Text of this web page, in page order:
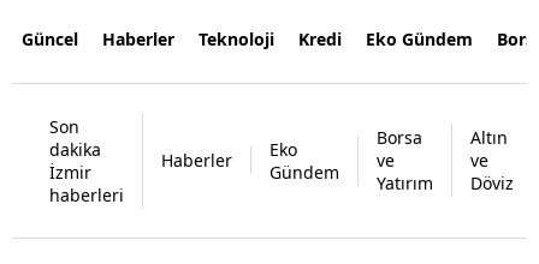
Güncel Haberler Teknoloji Kredi Eko Gündem
Son
dakika
İzmir
haberleri
Haberler
Eko
Gündem
Borsa
ve
Yatırım
Altın
ve
Döviz